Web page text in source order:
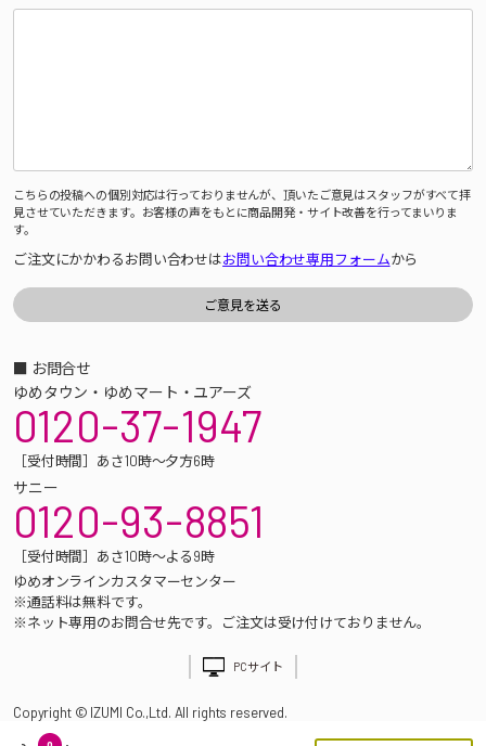
こちらの投稿への個別対応は行っておりませんが、頂いたご意見はスタッフがすべて拝
見させていただきます。お客様の声をもとに商品開発・サイト改善を行ってまいりま
す。
ご注文にかかわるお問い合わせはお問い合わせ専用フォームから
■ お問合せ
ゆめタウン・ゆめマート・ユアーズ
0120-37-1947
［受付時間］あさ10時～夕方6時
サニー
0120-93-8851
［受付時間］あさ10時～よる9時
ゆめオンラインカスタマーセンター
※通話料は無料です。
※ネット専用のお問合せ先です。ご注文は受け付けておりません。
PCサイト
Copyright © IZUMI Co.,Ltd. All rights reserved.